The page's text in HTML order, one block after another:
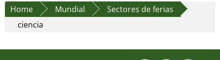
Home Mundial
Sectores de ferias
ciencia